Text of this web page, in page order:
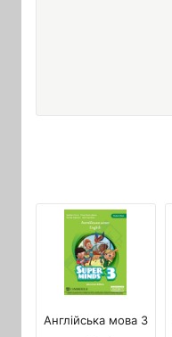
Англійська мова 3